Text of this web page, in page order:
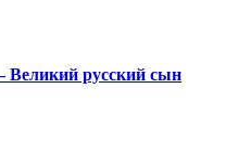
русский сын